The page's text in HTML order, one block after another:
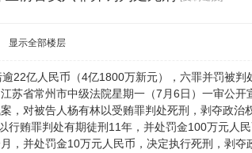
显示全部楼层
22亿人民币（4亿1800万新元），六罪并罚被判
苏省常州市中级法院星期一（7月6日）一审公
，对被告人杨有林以受贿罪判处死刑，剥夺政
行贿罪判处有期徒刑11年，并处罚金100万元人
，并处罚金10万元人民币，决定执行死刑，剥